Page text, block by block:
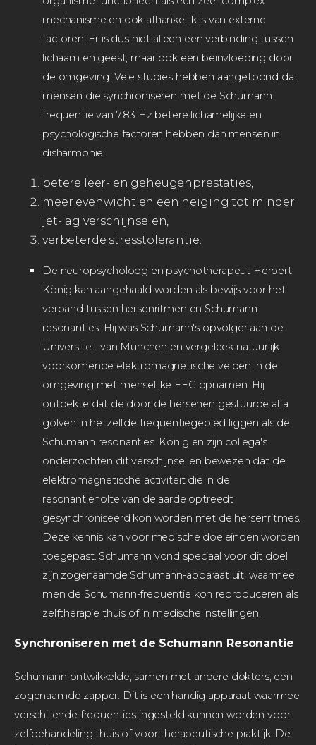
mechanisme en ook afhankelijk is van externe
factoren. Er is dus niet alleen een verbinding tussen
lichaam en geest, maar ook een beïnvloeding door
de omgeving. Vele studies hebben aangetoond dat
mensen die synchroniseren met de Schumann
frequentie van 7.83 Hz betere lichamelijke en
psychologische factoren hebben dan mensen in
disharmonie:
betere leer- en geheugenprestaties,
meer evenwicht en een neiging tot minder
jet-lag verschijnselen,
verbeterde stresstolerantie.
De neuropsycholoog en psychotherapeut Herbert
König kan aangehaald worden als bewijs voor het
verband tussen hersenritmen en Schumann
resonanties. Hij was Schumann's opvolger aan de
Universiteit van München en vergeleek natuurlijk
voorkomende elektromagnetische velden in de
omgeving met menselijke EEG opnamen. Hij
ontdekte dat de door de hersenen gestuurde alfa
golven in hetzelfde frequentiegebied liggen als de
Schumann resonanties. König en zijn collega's
onderzochten dit verschijnsel en bewezen dat de
elektromagnetische activiteit die in de
resonantieholte van de aarde optreedt
gesynchroniseerd kon worden met de hersenritmes.
Deze kennis kan voor medische doeleinden worden
toegepast. Schumann vond speciaal voor dit doel
zijn zogenaamde Schumann-apparaat uit, waarmee
men de Schumann-frequentie kon reproduceren als
zelftherapie thuis of in medische instellingen.
Synchroniseren met de Schumann Resonantie
Schumann ontwikkelde, samen met andere dokters, een
zogenaamde zapper. Dit is een handig apparaat waarmee
verschillende frequenties ingesteld kunnen worden voor
zelfbehandeling thuis of voor therapeutische praktijk. De